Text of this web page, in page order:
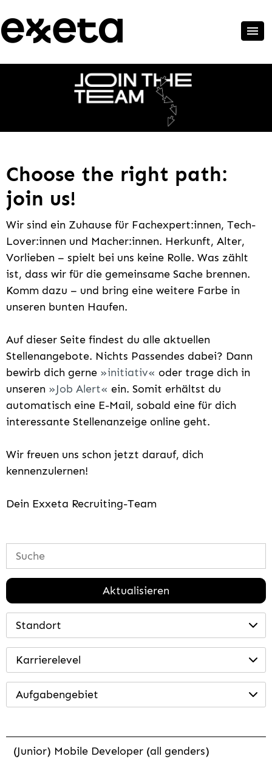
Choose the right path:
join us!
Wir sind ein Zuhause für Fachexpert:innen, Tech-
Lover:innen und Macher:innen. Herkunft, Alter,
Vorlieben – spielt bei uns keine Rolle. Was zählt
ist, dass wir für die gemeinsame Sache brennen.
Komm dazu – und bring eine weitere Farbe in
unseren bunten Haufen.
Auf dieser Seite findest du alle aktuellen
Stellenangebote. Nichts Passendes dabei? Dann
bewirb dich gerne
initiativ
oder trage dich in
unseren
Job Alert
ein. Somit erhältst du
automatisch eine E-Mail, sobald eine für dich
interessante Stellenanzeige online geht.
Wir freuen uns schon jetzt darauf, dich
kennenzulernen!
Dein Exxeta Recruiting-Team
Aktualisieren
Standort
Karrierelevel
Aufgabengebiet
(Junior) Mobile Developer (all genders)